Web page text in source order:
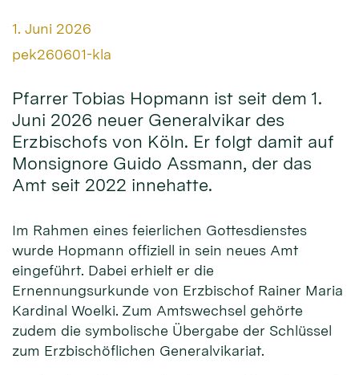
Datum:
1. Juni 2026
Von:
pek260601-kla
Pfarrer Tobias Hopmann ist seit dem 1.
Juni 2026 neuer Generalvikar des
Erzbischofs von Köln. Er folgt damit auf
Monsignore Guido Assmann, der das
Amt seit 2022 innehatte.
Im Rahmen eines feierlichen Gottesdienstes
wurde Hopmann offiziell in sein neues Amt
eingeführt. Dabei erhielt er die
Ernennungsurkunde von Erzbischof Rainer Maria
Kardinal Woelki. Zum Amtswechsel gehörte
zudem die symbolische Übergabe der Schlüssel
zum Erzbischöflichen Generalvikariat.